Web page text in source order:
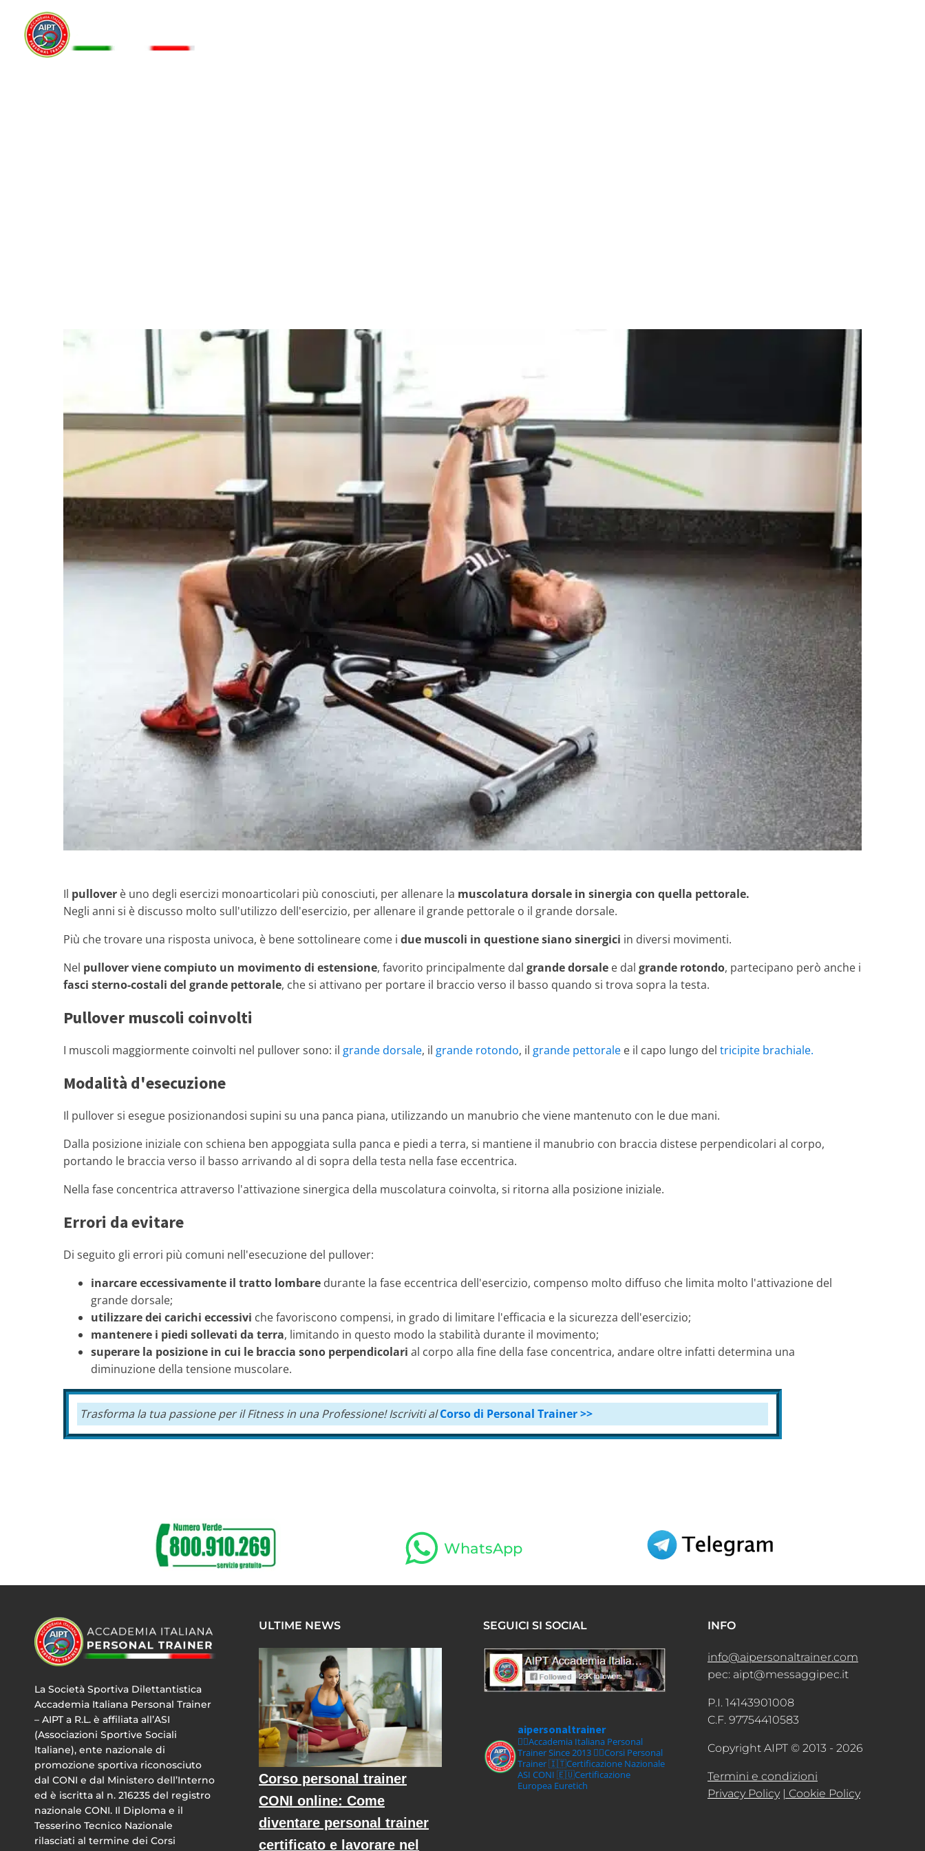
Il pullover è uno degli esercizi monoarticolari più conosciuti, per allenare la muscolatura dorsale in sinergia con quella pettorale.
Negli anni si è discusso molto sull'utilizzo dell'esercizio, per allenare il grande pettorale o il grande dorsale.
Più che trovare una risposta univoca, è bene sottolineare come i due muscoli in questione siano sinergici in diversi movimenti.
Nel pullover viene compiuto un movimento di estensione, favorito principalmente dal grande dorsale e dal grande rotondo, partecipano però anche i
fasci sterno-costali del grande pettorale, che si attivano per portare il braccio verso il basso quando si trova sopra la testa.
Pullover muscoli coinvolti
I muscoli maggiormente coinvolti nel pullover sono: il grande dorsale, il grande rotondo, il grande pettorale e il capo lungo del tricipite brachiale.
Modalità d'esecuzione
Il pullover si esegue posizionandosi supini su una panca piana, utilizzando un manubrio che viene mantenuto con le due mani.
Dalla posizione iniziale con schiena ben appoggiata sulla panca e piedi a terra, si mantiene il manubrio con braccia distese perpendicolari al corpo,
portando le braccia verso il basso arrivando al di sopra della testa nella fase eccentrica.
Nella fase concentrica attraverso l'attivazione sinergica della muscolatura coinvolta, si ritorna alla posizione iniziale.
Errori da evitare
Di seguito gli errori più comuni nell'esecuzione del pullover:
inarcare eccessivamente il tratto lombare durante la fase eccentrica dell'esercizio, compenso molto diffuso che limita molto l'attivazione del
grande dorsale;
utilizzare dei carichi eccessivi che favoriscono compensi, in grado di limitare l'efficacia e la sicurezza dell'esercizio;
mantenere i piedi sollevati da terra, limitando in questo modo la stabilità durante il movimento;
superare la posizione in cui le braccia sono perpendicolari al corpo alla fine della fase concentrica, andare oltre infatti determina una
diminuzione della tensione muscolare.
Trasforma la tua passione per ilFitnessin una Professione! Iscriviti al Corso di Personal Trainer >>
WhatsApp
La Società Sportiva Dilettantistica
Accademia Italiana Personal Trainer
– AIPT a R.L. è affiliata all’ASI
(Associazioni Sportive Sociali
Italiane), ente nazionale di
promozione sportiva riconosciuto
dal CONI e dal Ministero dell’Interno
ed è iscritta al n. 216235 del registro
nazionale CONI. Il Diploma e il
Tesserino Tecnico Nazionale
rilasciati al termine dei Corsi
ULTIME NEWS
Corso personal trainer
CONI online: Come
diventare personal trainer
certificato e lavorare nel
SEGUICI SI SOCIAL
aipersonaltrainer
🏋‍♀️Accademia Italiana Personal
Trainer Since 2013 🏋‍♂️Corsi Personal
Trainer🇮🇹Certificazione Nazionale
ASI CONI 🇪🇺Certificazione
Europea Euretich
INFO
info@aipersonaltrainer.com
pec: aipt@messaggipec.it
P.I. 14143901008
C.F. 97754410583
Copyright AIPT © 2013 - 2026
Termini e condizioni
Privacy Policy | Cookie Policy